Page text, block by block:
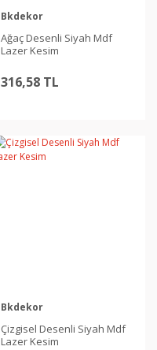
Bkdekor
Ağaç Desenli Siyah Mdf
Lazer Kesim
316,58 TL
Bkdekor
Çizgisel Desenli Siyah Mdf
Lazer Kesim